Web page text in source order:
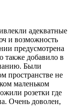
адекватные
и возможность
предусмотрена
также добавило в
Были
пространстве не
маленьком
розетки где
Очень доволен,